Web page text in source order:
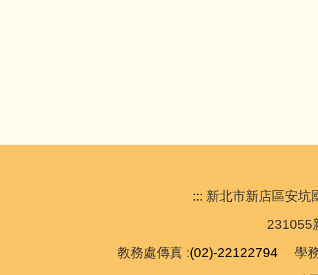
::: 新北市新店區安
231055
教務處傳真 :(02)-22122794 學務